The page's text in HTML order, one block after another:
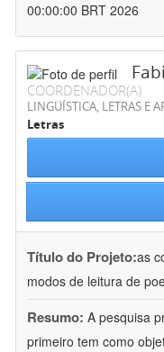
00:00:00 BRT 2026
COORDENADOR(A)
LINGÜÍSTICA, LETRAS E
Letras
Título do Projeto:as
modos de leitura de
Resumo: A pesquisa
primeiro tem como